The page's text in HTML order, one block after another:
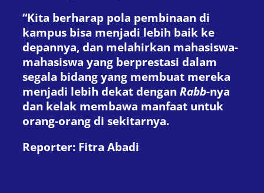
“Kita berharap pola pembinaan di
kampus bisa menjadi lebih baik ke
depannya, dan melahirkan mahasiswa-
mahasiswa yang berprestasi dalam
segala bidang yang membuat mereka
menjadi lebih dekat dengan Rabb-nya
dan kelak membawa manfaat untuk
orang-orang di sekitarnya.
Reporter: Fitra Abadi